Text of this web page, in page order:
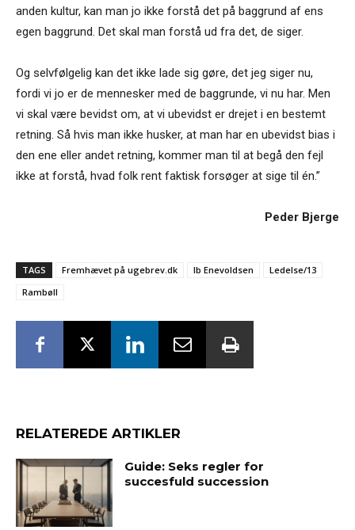
anden kultur, kan man jo ikke forstå det på baggrund af ens
egen baggrund. Det skal man forstå ud fra det, de siger.
Og selvfølgelig kan det ikke lade sig gøre, det jeg siger nu,
fordi vi jo er de mennesker med de baggrunde, vi nu har. Men
vi skal være bevidst om, at vi ubevidst er drejet i en bestemt
retning. Så hvis man ikke husker, at man har en ubevidst bias i
den ene eller andet retning, kommer man til at begå den fejl
ikke at forstå, hvad folk rent faktisk forsøger at sige til én.”
Peder Bjerge
TAGS Fremhævet på ugebrev.dk Ib Enevoldsen
Ledelse/13
Rambøll
RELATEREDE ARTIKLER
Guide: Seks regler for
succesfuld succession